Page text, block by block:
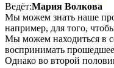
Ведёт:Мария Волкова
Мы можем знать наше
например, для того,
Мы можем находиться в
воспринимать
Однако во второй